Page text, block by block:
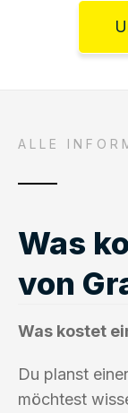
ALLE
Was
von
Was kostet
Du planst
möchtest